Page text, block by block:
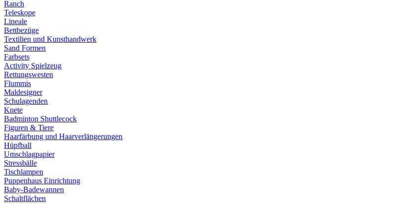
Ranch
Teleskope
Lineale
Bettbezüge
Textilien und Kunsthandwerk
Sand Formen
Farbsets
Activity Spielzeug
Rettungswesten
Flummis
Maldesigner
Schulagenden
Knete
Badminton Shuttlecock
Figuren & Tiere
Haarfärbung und Haarverlängerungen
Hüpfball
Umschlagpapier
Stressbälle
Tischlampen
Puppenhaus Einrichtung
Baby-Badewannen
Schaltflächen